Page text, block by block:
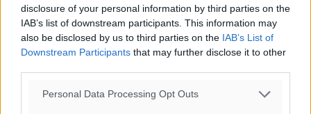
disclosure of your personal information by third parties on the
IAB’s list of downstream participants. This information may
also be disclosed by us to third parties on the IAB’s List of
Downstream Participants that may further disclose it to other
Personal Data Processing Opt Outs